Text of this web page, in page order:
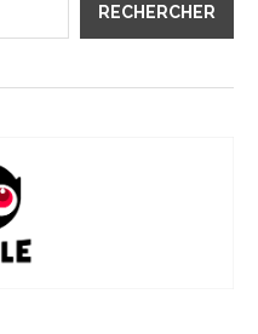
RECHERCHER